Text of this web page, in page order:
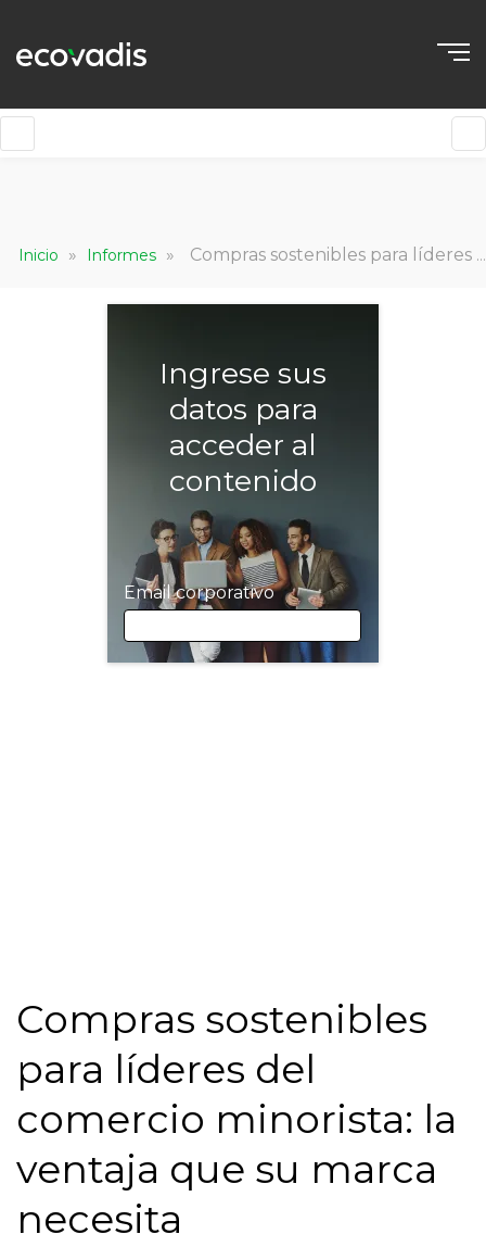
Inicio » Informes » Compras sostenibles para líderes del comercio minorista: la ventaja que su marca necesita
Ingrese sus
datos para
acceder al
contenido
Email corporativo
Cargo
Ingresos Anuales Globales
Compras sostenibles
para líderes del
comercio minorista: la
ventaja que su marca
necesita